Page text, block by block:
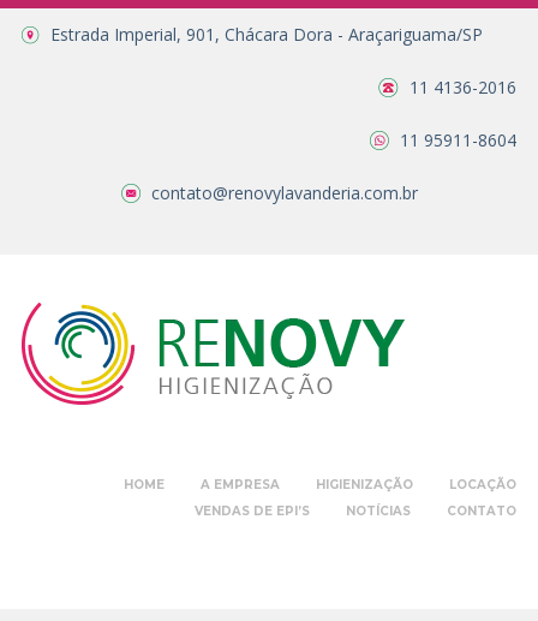
Estrada Imperial, 901, Chácara Dora - Araçariguama/SP
11 4136-2016
11 95911-8604
contato@renovylavanderia.com.br
HOME A EMPRESA HIGIENIZAÇÃO
LOCAÇÃO
VENDAS DE EPI’S
NOTÍCIAS CONTATO